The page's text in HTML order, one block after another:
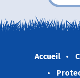
Accueil